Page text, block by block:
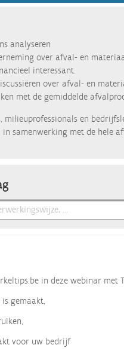
analyseren
over afval- en
interessant.
over afval- en
met de gemiddelde
milieuprofessionals en
in samenwerking met de hele
in deze webinar met
gemaakt,
voor uw bedrijf